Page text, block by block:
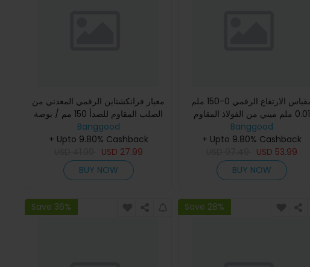
معيار فرانكشتاين الرقمي المعدني من
الصلب المقاوم للصدأ 150 مم / بوصة
شاشة عرض LCD كبيرة عالية الدقة
للقياس الدقيق
Banggood
+ Upto 9.80% Cashback
USD 27.99
BUY NOW
مقياس الارتفاع الرقمي 0-150 ملم
0.01 ملم ميني من الفولاذ المقاوم
للصدأ إلكترونيات علامة القياس محدد
التحويل فيرنيه كاليب
Banggood
+ Upto 9.80% Cashback
USD 53.99
BUY NOW
Save 36% Save 28%